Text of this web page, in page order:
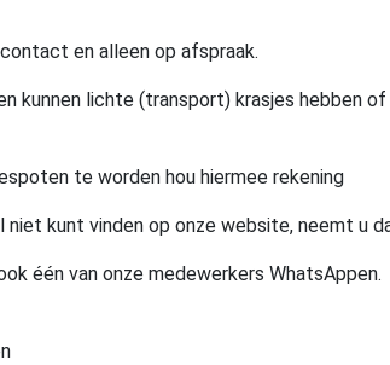
en alleen op afspraak.
kunnen lichte (transport) krasjes hebben
te worden hou hiermee rekening
niet kunt vinden op onze website, neemt u
één van onze medewerkers WhatsAppen.